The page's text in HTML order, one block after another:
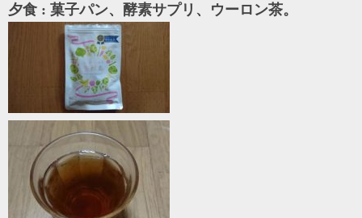
夕食 : 菓子パン、酵素サプリ、ウーロン茶。